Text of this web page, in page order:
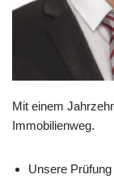
Mit einem
Immobilienweg.
Unsere